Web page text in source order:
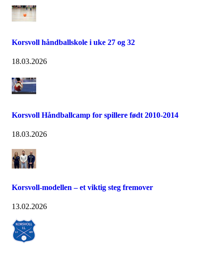
Korsvoll håndballskole i uke 27 og 32
18.03.2026
Korsvoll Håndballcamp for spillere født 2010-2014
18.03.2026
Korsvoll-modellen – et viktig steg fremover
13.02.2026